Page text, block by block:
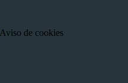
Aviso de cookies